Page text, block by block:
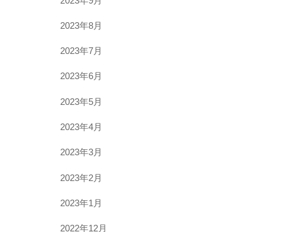
2023年8月
2023年7月
2023年6月
2023年5月
2023年4月
2023年3月
2023年2月
2023年1月
2022年12月